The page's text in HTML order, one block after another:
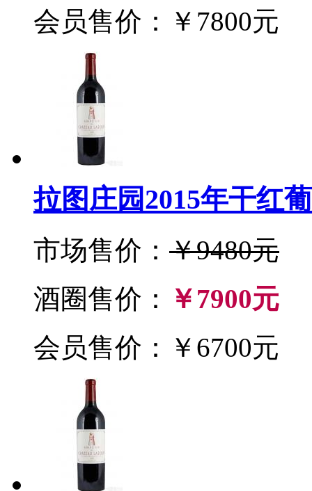
会员售价：￥7800元
拉图庄园2015年干红
市场售价： ￥9480元
酒圈售价：
￥7900元
会员售价：￥6700元